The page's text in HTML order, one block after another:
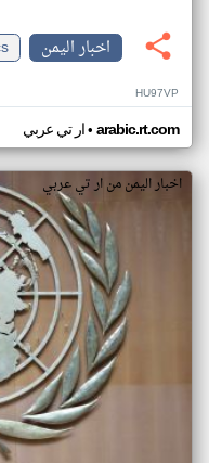
اخبار اليمن
HU97VP
ار تي عربي• arabic.rt.com
اخبار اليمن من ار تي عربي